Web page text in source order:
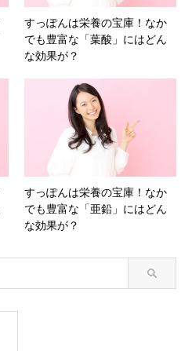
すっぽんは栄養の宝庫！なか
でも豊富な「葉酸」にはどん
な効果が？
すっぽんは栄養の宝庫！なか
でも豊富な「亜鉛」にはどん
な効果が？